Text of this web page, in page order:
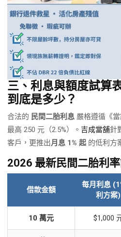
三、利息與額度試算
到底是多少？
合法的 民間二胎利息 嚴格遵循《
最高 250 元（2.5%）。 吉成當舖針
客戶，更推出月息 1% 起的低利方
2026 最新民間二胎利率
借款金額
每月利息
利方案)
10 萬元 $1,000